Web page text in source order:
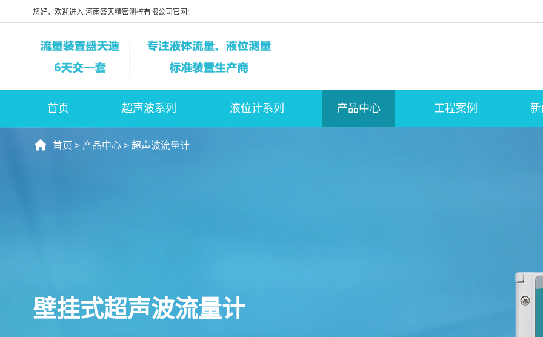
您好，欢迎进入 河南盛天精密测控有限公司官网!
首页 超声波系列 液位计系列 产品中心 工程案例
首页 > 产品中心 >超声波流量计
壁挂式超声波流量计